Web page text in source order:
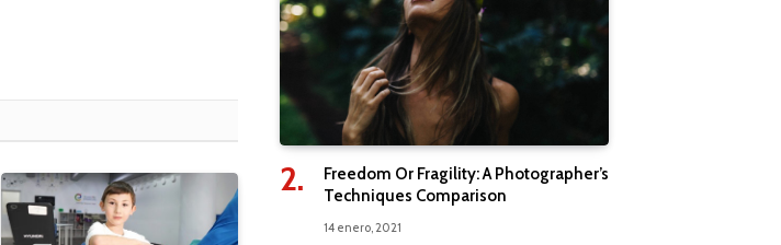
Freedom Or Fragility: A Photographer’s
Techniques Comparison
14 enero, 2021